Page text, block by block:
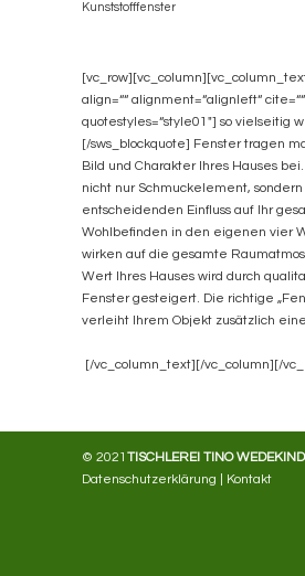
Kunststofffenster
align=““ alignment=“alignleft“ cite=““
quotestyles=“style01″] so vielseitig
[/sws_blockquote] Fenster tragen
Bild und Charakter Ihres Hauses
nicht nur Schmuckelement,
entscheidenden Einfluss auf Ihr
Wohlbefinden in den eigenen vier
wirken auf die gesamte
Wert Ihres Hauses wird durch
Fenster gesteigert. Die richtige
verleiht Ihrem Objekt zusätzlich
[/vc_column_text][/vc_column][/
© 2021 TISCHLEREI TINO WEDEKIND
Datenschutzerklärung
Kontakt